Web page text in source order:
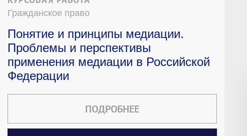
Гражданское право
Понятие и принципы медиации.
Проблемы и перспективы
применения медиации в Российской
Федерации
ПОДРОБНЕЕ